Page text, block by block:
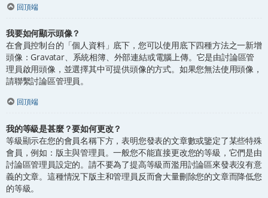
回頂端
我要如何顯示頭像？
在會員控制台的「個人資料」底下，您可以使用底下四種方法之一新增
頭像：Gravatar、系統相簿、外部連結或電腦上傳。它是由討論區管
理員啟用頭像，並選擇其中可提供頭像的方式。如果您無法使用頭像，
請聯繫討論區管理員。
回頂端
我的等級是甚麼？要如何更改？
等級顯示在您的會員名稱下方，表明您發表的文章數或鑒定了某些特殊
會員，例如：版主與管理員。一般您不能直接更改您的等級，它們是由
討論區管理員設定的。請不要為了提高等級而濫用討論區來發表沒有意
義的文章。這種情況下版主和管理員反而會大量刪除您的文章而降低您
的等級。